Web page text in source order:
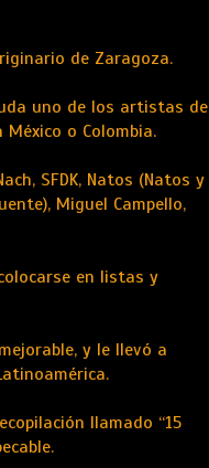
de Zaragoza.
uno de los artistas de
o Colombia.
SFDK, Natos (Natos y
Miguel Campello,
en listas y
y le llevó a
llamado “15